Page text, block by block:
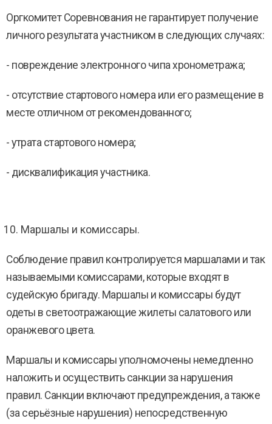
Оргкомитет Соревнования не гарантирует получение
личного результата участником в следующих случаях:
- повреждение электронного чипа хронометража;
- отсутствие стартового номера или его размещение в
месте отличном от рекомендованного;
- утрата стартового номера;
- дисквалификация участника.
Маршалы и комиссары.
Соблюдение правил контролируется маршалами и так
называемыми комиссарами, которые входят в
судейскую бригаду. Маршалы и комиссары будут
одеты в светоотражающие жилеты салатового или
оранжевого цвета.
Маршалы и комиссары уполномочены немедленно
наложить и осуществить санкции за нарушения
правил. Санкции включают предупреждения, а также
(за серьёзные нарушения) непосредственную